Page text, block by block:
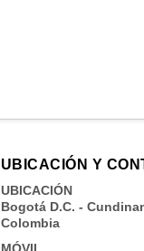
UBICACIÓN Y
UBICACIÓN
Bogotá D.C. -
Colombia